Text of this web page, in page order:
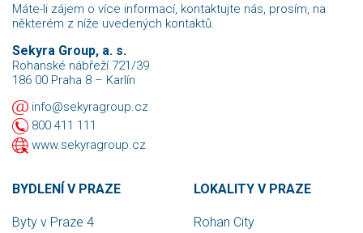
Máte-li zájem o více informací, kontaktujte nás, prosím, na
některém z níže uvedených kontaktů.
Sekyra Group, a. s.
Rohanské nábřeží 721/39
186 00 Praha 8 – Karlín
info@sekyragroup.cz
800 411 111
www.sekyragroup.cz
LOKALITY V PRAZE
Rohan City
BYDLENÍ V PRAZE
Byty v Praze 4